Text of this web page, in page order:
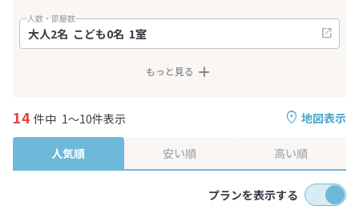
人数・部屋数
もっと見る
地図表示
14 件中 1～10件表示
人気順 安い順 高い順
プランを表示する